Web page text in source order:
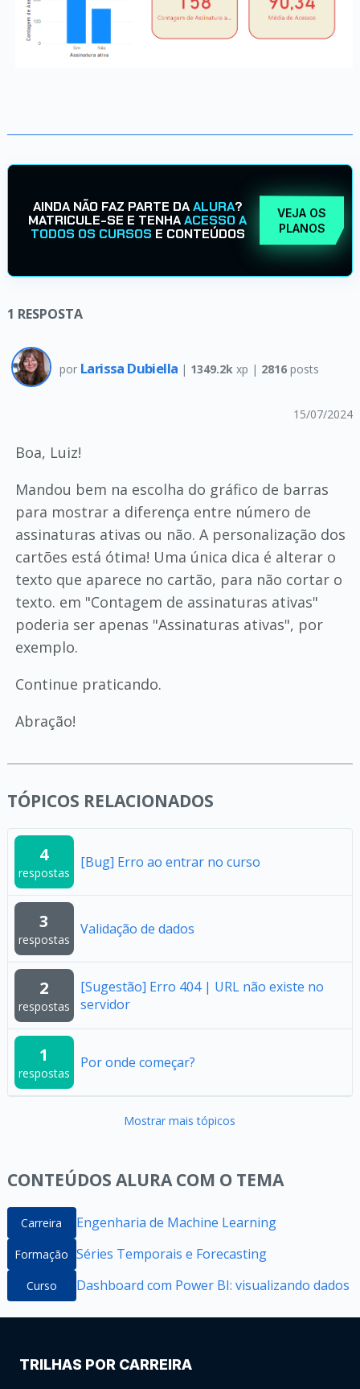
AINDA NÃO FAZ PARTE DAALURA?
MATRICULE-SE E TENHAACESSO A
TODOS OS CURSOS E CONTEÚDOS
VEJA OS
PLANOS
1 RESPOSTA
por Larissa Dubiella | 1349.2kxp | 2816posts
15/07/2024
Boa, Luiz!
Mandou bem na escolha do gráfico de barras
para mostrar a diferença entre número de
assinaturas ativas ou não. A personalização dos
cartões está ótima! Uma única dica é alterar o
texto que aparece no cartão, para não cortar o
texto. em "Contagem de assinaturas ativas"
poderia ser apenas "Assinaturas ativas", por
exemplo.
Continue praticando.
Abração!
TÓPICOS RELACIONADOS
4
respostas
[Bug] Erro ao entrar no curso
3
respostas
Validação de dados
2
respostas
[Sugestão] Erro 404 | URL não existe no
servidor
1
respostas
Por onde começar?
Mostrar mais tópicos
CONTEÚDOS ALURA COM O TEMA
Carreira Engenharia de Machine Learning
Formação Séries Temporais e Forecasting
Curso Dashboard com Power BI: visualizando dados
TRILHAS POR CARREIRA